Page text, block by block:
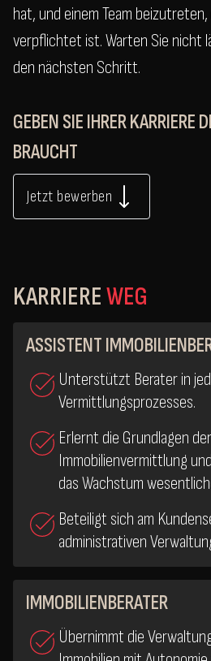
hat, und einem Team
verpflichtet ist. Warten Sie nicht
den nächsten Schritt.
GEBEN SIE IHRER KARRIERE
BRAUCHT
Jetzt bewerben
KARRIEREWEG
ASSISTENT
Unterstützt Berater in
Vermittlungsprozesses.
Erlernt die Grundlagen der
Immobilienvermittlung
das Wachstum
Beteiligt sich am
administrativen
IMMOBILIENBERATER
Übernimmt die